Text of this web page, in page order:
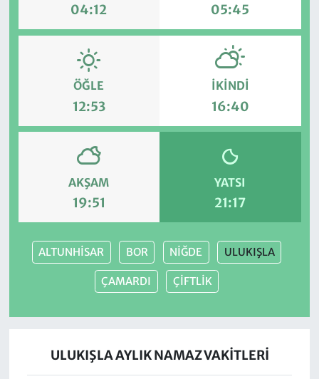
04:12 05:45
ÖĞLE
12:53
İKINDI
16:40
AKŞAM
19:51
YATSI
21:17
ALTUNHİSAR BOR NİĞDE ULUKIŞLA
ÇAMARDI ÇİFTLİK
ULUKIŞLA AYLIK NAMAZ VAKITLERI